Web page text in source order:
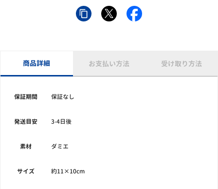
商品詳細 お支払い方法 受け取り方法
保証期間 保証なし
発送目安 3-4日後
素材 ダミエ
サイズ 約11×10cm